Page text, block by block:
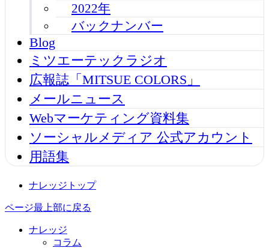
2022年
バックナンバー
Blog
ミツエーテックラジオ
広報誌「MITSUE COLORS」
メールニュース
Webマーケティング資料集
ソーシャルメディア 公式アカウント
用語集
ナレッジトップ
ページ最上部に戻る
ナレッジ
コラム